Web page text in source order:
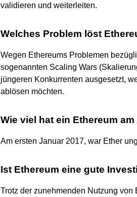
validieren und weiterleiten.
Welches Problem löst
Wegen Ethereums Problemen
sogenannten Scaling Wars
jüngeren Konkurrenten ausgesetzt,
ablösen möchten.
Wie viel hat ein Ethereum
Am ersten Januar 2017, war Ether
Ist Ethereum eine gute
Trotz der zunehmenden Nutzung